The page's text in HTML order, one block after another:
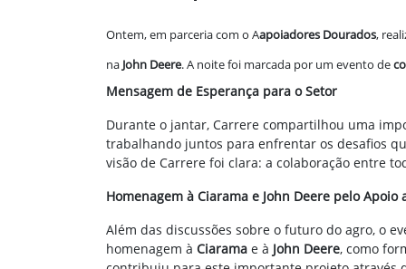
Ontem, em parceria com o Aapoiadores Dourados,
na John Deere. A noite foi marcada por um evento de
Mensagem de Esperança para o Setor
Durante o jantar, Carrere compartilhou uma
trabalhando juntos para enfrentar os desafios
visão de Carrere foi clara: a colaboração entre
Homenagem à Ciarama e John Deere pelo Apoio
Além das discussões sobre o futuro do agro, o
homenagem à Ciarama e à John Deere, como